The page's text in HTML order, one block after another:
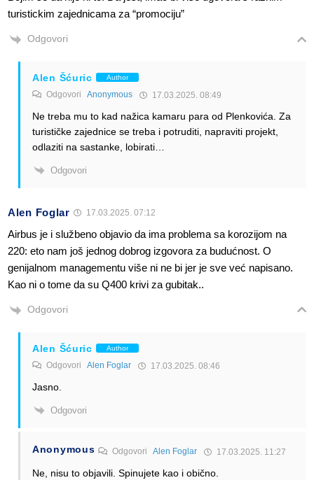
turistickim zajednicama za “promociju”
Odgovori
Alen Šćuric Author
Odgovori Anonymous 17.03.2025. 08:49
Ne treba mu to kad nažica kamaru para od Plenkovića. Za
turističke zajednice se treba i potruditi, napraviti projekt,
odlaziti na sastanke, lobirati…
Odgovori
Alen Foglar 17.03.2025. 07:12
Airbus je i službeno objavio da ima problema sa korozijom na
220: eto nam još jednog dobrog izgovora za budućnost. O
genijalnom managementu više ni ne bi jer je sve već napisano.
Kao ni o tome da su Q400 krivi za gubitak..
Odgovori
Alen Šćuric Author
Odgovori Alen Foglar 17.03.2025. 08:46
Jasno.
Odgovori
Anonymous OdgovoriAlen Foglar 17.03.2025. 11:27
Ne, nisu to objavili. Spinujete kao i obično.